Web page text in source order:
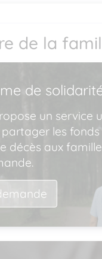
de la
de
un service
les fonds
décès aux